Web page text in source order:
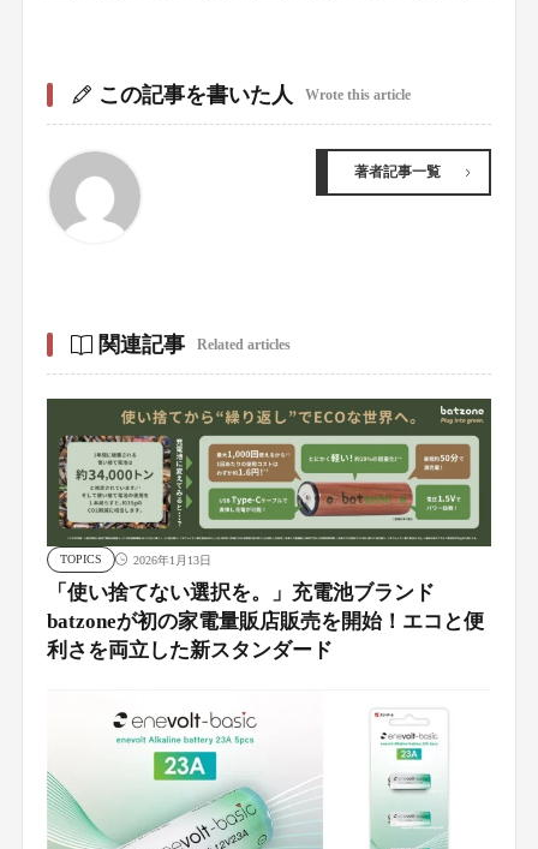
この記事を書いた人 Wrote this article
著者記事一覧
関連記事 Related articles
TOPICS 2026年1月13日
「使い捨てない選択を。」充電池ブランド
batzoneが初の家電量販店販売を開始！エコと便
利さを両立した新スタンダード